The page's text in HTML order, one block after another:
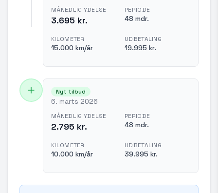
MÅNEDLIG YDELSE
3.695 kr.
PERIODE
48 mdr.
KILOMETER
15.000 km/år
UDBETALING
19.995 kr.
Nyt tilbud
6. marts 2026
MÅNEDLIG YDELSE
2.795 kr.
PERIODE
48 mdr.
KILOMETER
10.000 km/år
UDBETALING
39.995 kr.